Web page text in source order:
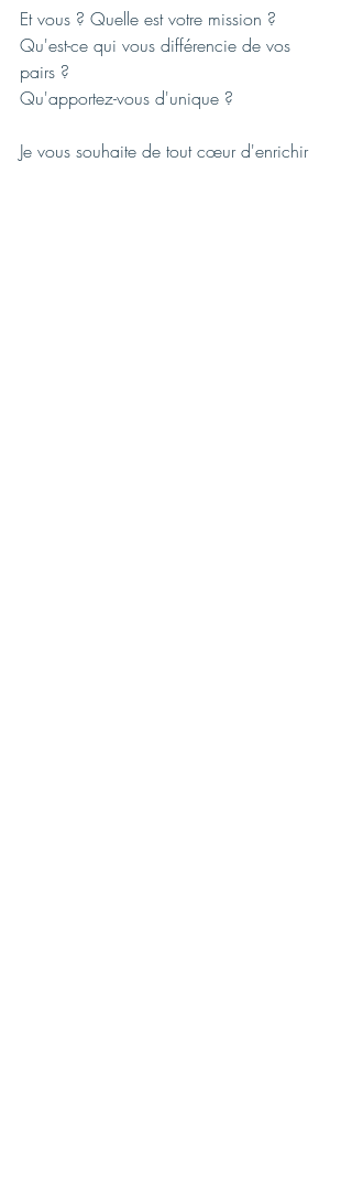
Et vous ? Quelle est votre mission ?
Qu'est-ce qui vous différencie de vos
pairs ?
Qu'apportez-vous d'unique ?
Je vous souhaite de tout cœur d'enrichir